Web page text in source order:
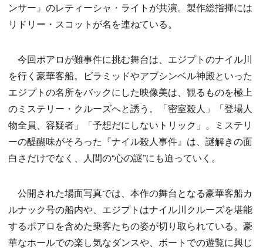
ンサー』のレティーシャ・ライトが共演。製作総指揮には
リドリー・スコットが名を連ねている。
今回ポアロが難事件に挑む舞台は、エジプトのナイル川
を行く豪華客船。ピラミッドやアブシンベル神殿といった
エジプトの名所をバックにした映像美は、観るものを極上
のミステリー・クルーズへと誘う。「密室殺人」「登場人
物全員、容疑者」「予想だにしないトリック」。ミステリ
ーの醍醐味がそろった『ナイル殺人事件』は、謎解きの面
白さだけでなく、人間の“心の謎”にも迫っていく。
公開された場面写真では、本作の舞台となる豪華客船カ
ルナック号の船内や、エジプトはナイル川クルーズを堪能
するポアロを含めた乗客たちの姿が切り取られている。豪
華なホールでの楽し気なダンスや、ボートでの遊覧に興じ